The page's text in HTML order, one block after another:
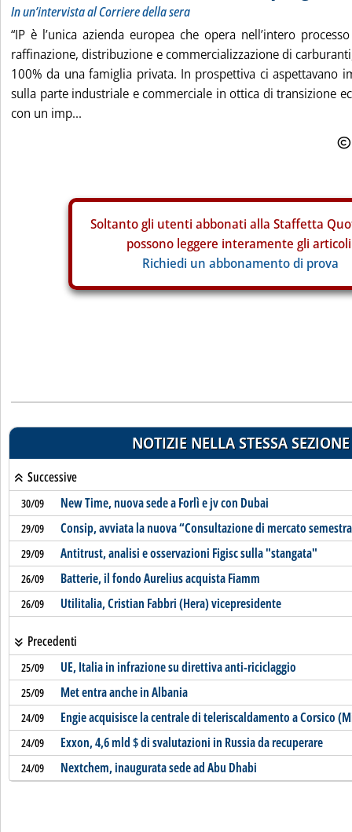
In un’intervista al Corriere della sera
“IP è l’unica azienda europea che opera nell’intero
raffinazione, distribuzione e commercializzazione di
100% da una famiglia privata. In prospettiva ci aspettavano
sulla parte industriale e commerciale in ottica di transizione
con un imp...
Soltanto gli utenti abbonati alla Staffetta
possono leggere interamente gli
Richiedi un abbonamento di prova
NOTIZIE NELLA STESSA SEZIONE
Successive
30/09 New Time, nuova sede a Forlì e jv con Dubai
29/09 Consip, avviata la nuova “Consultazione di mercato
29/09 Antitrust, analisi e osservazioni Figisc sulla "stangata"
26/09 Batterie, il fondo Aurelius acquista Fiamm
26/09 Utilitalia, Cristian Fabbri (Hera) vicepresidente
Precedenti
25/09 UE, Italia in infrazione su direttiva anti-riciclaggio
25/09 Met entra anche in Albania
24/09 Engie acquisisce la centrale di teleriscaldamento a Corsico
24/09 Exxon, 4,6 mld $ di svalutazioni in Russia da recuperare
24/09 Nextchem, inaugurata sede ad Abu Dhabi